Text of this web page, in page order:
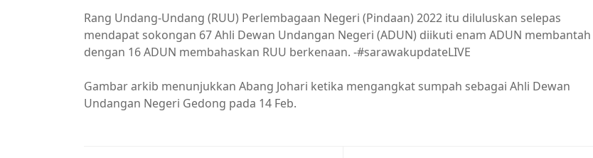
Rang Undang-Undang (RUU) Perlembagaan Negeri (Pindaan) 2022 itu diluluskan selepas
mendapat sokongan 67 Ahli Dewan Undangan Negeri (ADUN) diikuti enam ADUN membantah
dengan 16 ADUN membahaskan RUU berkenaan. -#sarawakupdateLIVE
Gambar arkib menunjukkan Abang Johari ketika mengangkat sumpah sebagai Ahli Dewan
Undangan Negeri Gedong pada 14 Feb.